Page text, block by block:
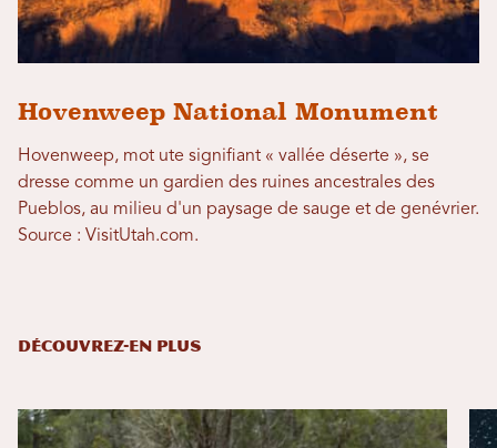
Hovenweep National Monument
Hovenweep, mot ute signifiant « vallée déserte », se
dresse comme un gardien des ruines ancestrales des
Pueblos, au milieu d'un paysage de sauge et de genévrier.
Source : VisitUtah.com.
DÉCOUVREZ-EN PLUS